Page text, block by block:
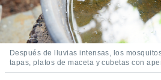
Después de lluvias intensas, los
tapas, platos de maceta y cubetas con